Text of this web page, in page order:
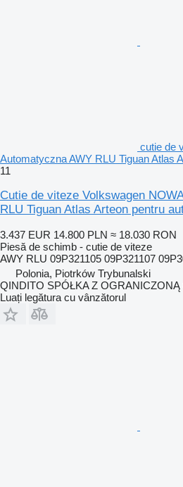
cutie de
Automatyczna AWY RLU Tiguan Atlas
11
Cutie de viteze Volkswagen
RLU Tiguan Atlas Arteon pentru
3.437 EUR 14.800 PLN ≈ 18.030 RON
Piesă de schimb - cutie de viteze
AWY RLU 09P321105 09P321107
Polonia, Piotrków Trybunalski
QINDITO SPÓŁKA Z
Luați legătura cu vânzătorul